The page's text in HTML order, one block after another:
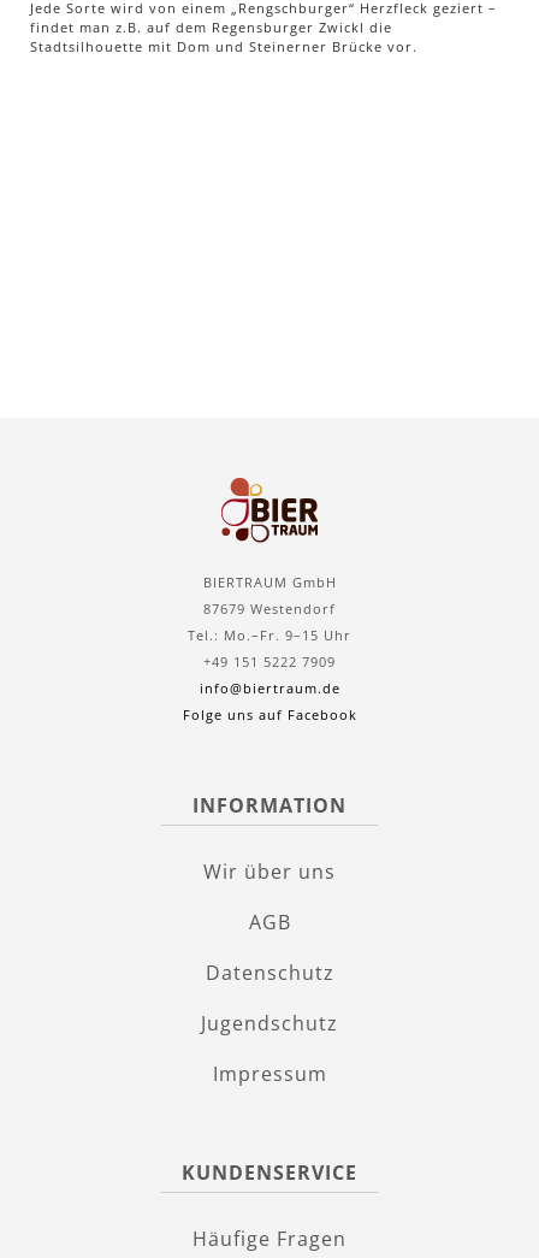
Jede Sorte wird von einem „Rengschburger“ Herzfleck geziert –
findet man z.B. auf dem Regensburger Zwickl die
Stadtsilhouette mit Dom und Steinerner Brücke vor.
BIERTRAUM GmbH
87679 Westendorf
Tel.: Mo.–Fr. 9–15 Uhr
+49 151 5222 7909
info@biertraum.de
Folge uns auf Facebook
INFORMATION
Wir über uns
AGB
Datenschutz
Jugendschutz
Impressum
KUNDENSERVICE
Häufige Fragen